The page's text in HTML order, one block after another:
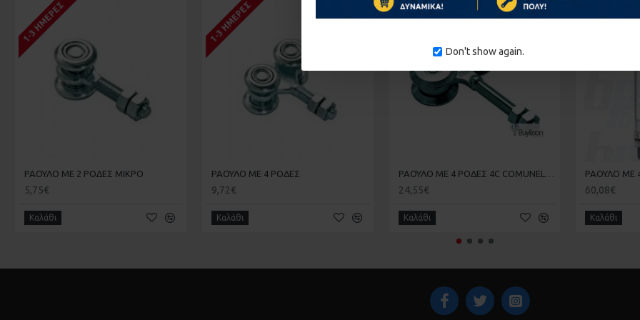
Don't show again.
1-3 ΗΜΈΡΕΣ
ΡΑΟΥΛΟ ΜΕ 2 ΡΟΔΕΣ ΜΙΚΡΟ
5,75€
Καλάθι
1-3 ΗΜΈΡΕΣ
ΡΑΟΥΛΟ ΜΕ 4 ΡΟΔΕΣ
9,72€
Καλάθι
ΡΑΟΥΛΟ ΜΕ 4 ΡΟΔΕΣ 4C COMUNELLO ΜΕΣΣΑΙΟ
24,55€
Καλάθι
1-3 ΗΜΈΡΕΣ
60,08€
Καλάθι